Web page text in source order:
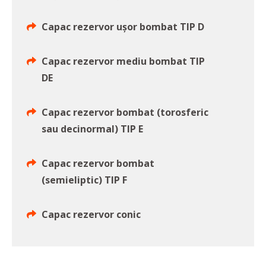
Capac rezervor uşor bombat TIP D
Capac rezervor mediu bombat TIP
DE
Capac rezervor bombat (torosferic
sau decinormal) TIP E
Capac rezervor bombat
(semieliptic) TIP F
Capac rezervor conic